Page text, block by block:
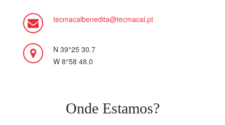
tecmacalbenedita@tecmacal.pt
N 39°25 30.7
W 8°58 48.0
Onde Estamos?